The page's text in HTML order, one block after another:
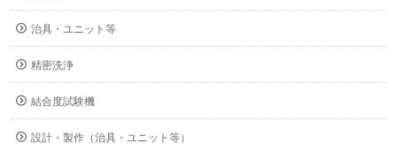
治具・ユニット等
精密洗浄
結合度試験機
設計・製作（治具・ユニット等）